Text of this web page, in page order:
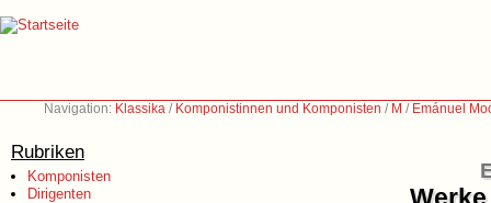
Navigation: Klassika / Komponistinnen und Komponisten / M / Emánuel
Rubriken
Komponisten
Dirigenten